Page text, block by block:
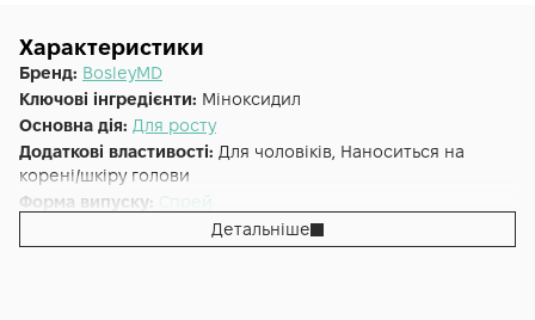
Характеристики
Бренд: BosleyMD
Ключові інгредієнти: Міноксидил
Основна дія: Для росту
Додаткові властивості: Для чоловіків, Наноситься на
корені/шкіру голови
Форма випуску: Спрей
Детальніше